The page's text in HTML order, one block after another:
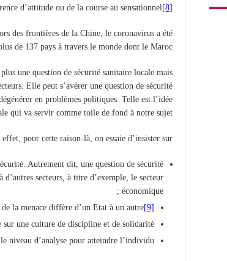
d’attitude ou de la course au sensationnel[8]
des frontières de la Chine, le coronavirus a été
de 137 pays à travers le monde dont le Maroc.
une question de sécurité sanitaire locale mais
Elle peut s’avérer une question de sécurité
en problèmes politiques. Telle est l’idée
qui va servir comme toile de fond à notre sujet.
effet, pour cette raison-là, on essaie d’insister sur :
Autrement dit, une question de sécurité
secteurs, à titre d’exemple, le secteur
économique ;
la menace diffère d’un Etat à un autre[9]
une culture de discipline et de solidarité ;
niveau d’analyse pour atteindre l’individu.